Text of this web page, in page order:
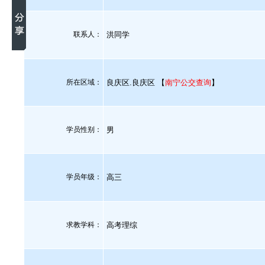
联系人： 洪同学
所在区域： 良庆区.良庆区 【南宁公交查询 】
学员性别： 男
学员年级： 高三
求教学科： 高考理综